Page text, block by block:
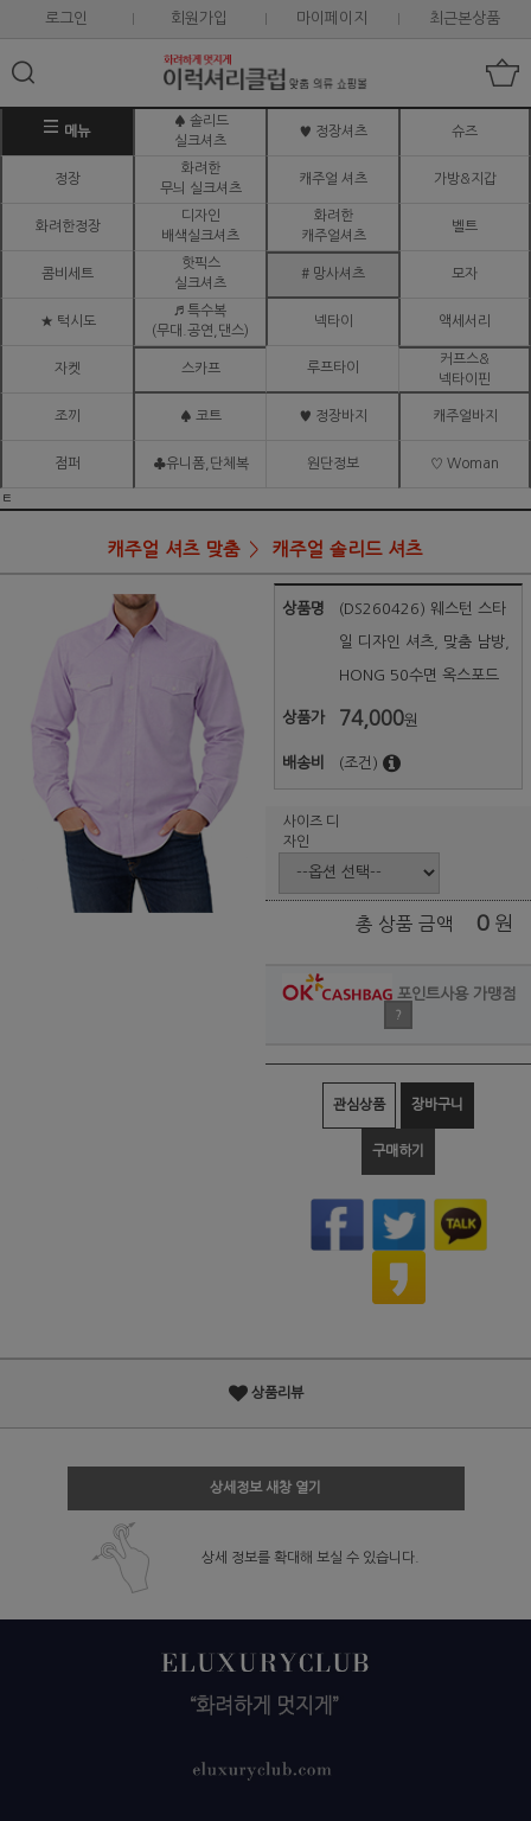
로그인 회원가입 마이페이지 최근본상품
메뉴
♠ 솔리드
실크셔츠
♥ 정장셔츠 슈즈
정장
화려한
무늬 실크셔츠
캐주얼 셔츠 가방&지갑
화려한정장
디자인
배색실크셔츠
화려한
캐주얼셔츠
벨트
콤비세트
핫픽스
실크셔츠
# 망사셔츠 모자
★ 턱시도
♬ 특수복
(무대.공연,댄스)
넥타이 액세서리
자켓 스카프 루프타이
커프스&
넥타이핀
조끼 ♠ 코트 ♥ 정장바지 캐주얼바지
점퍼 ♣유니폼,단체복 원단정보 ♡ Woman
ㅌ
캐주얼 셔츠 맞춤 캐주얼 솔리드 셔츠
상품명 (DS260426) 웨스턴 스타
일 디자인 셔츠, 맞춤 남방,
HONG 50수면 옥스포드
상품가 74,000원
배송비 (조건)
사이즈 디
자인
총 상품 금액 0 원
포인트사용 가맹점
?
관심상품 장바구니
구매하기
상품리뷰
상세정보 새창 열기
상세 정보를 확대해 보실 수 있습니다.